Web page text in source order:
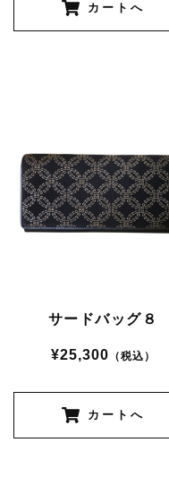
カートへ
サードバッグ８
¥25,300 （税込）
カートへ